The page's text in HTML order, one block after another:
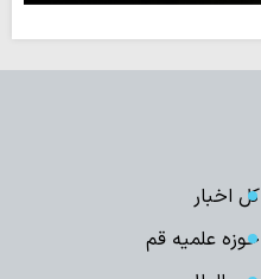
کل اخبار
حوزه علمیه قم